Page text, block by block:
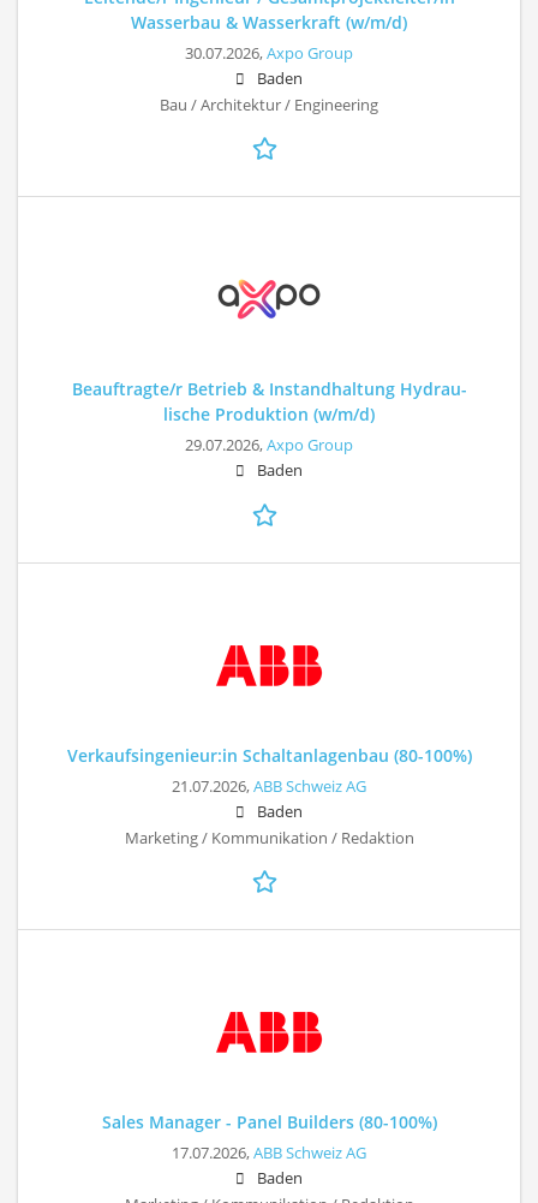
Wasserbau & Wasserkraft (w/m/d)
30.07.2026,Axpo Group
Baden
Bau / Architektur / Engineering
Beauftragte/r Betrieb & Instandhaltung Hydrau-
lische Produktion (w/m/d)
29.07.2026,Axpo Group
Baden
Verkaufsingenieur:in Schaltanlagenbau (80-100%)
21.07.2026,ABB Schweiz AG
Baden
Marketing / Kommunikation / Redaktion
Sales Manager - Panel Builders (80-100%)
17.07.2026,ABB Schweiz AG
Baden